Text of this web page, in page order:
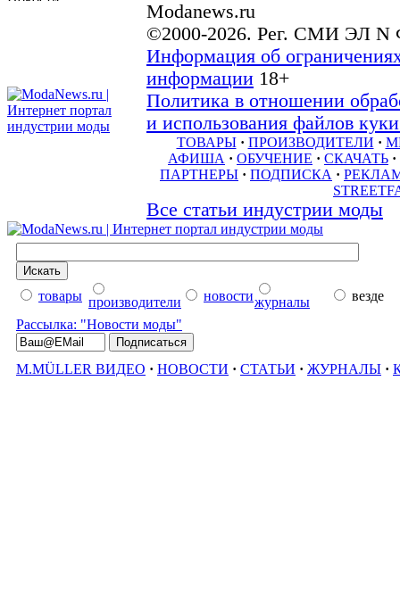
Modanews.ru
©2000-2026. Рег. СМИ ЭЛ N
Информация об
информации 18+
Политика в отношении
и использования файлов
ТОВАРЫ · ПРОИЗВОДИТЕЛИ ·
АФИША · ОБУЧЕНИЕ · СКАЧАТЬ ·
ПАРТНЕРЫ · ПОДПИСКА ·
Все статьи индустрии моды
товары производители новостижурналы
везде
Рассылка: "Новости моды"
M.MÜLLER ВИДЕО · НОВОСТИ · СТАТЬИ · ЖУРНАЛЫ ·